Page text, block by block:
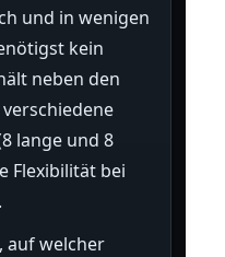
und in wenigen
kein
neben den
lange und 8
Flexibilität bei
auf welcher